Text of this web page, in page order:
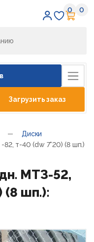
0 0
Загрузить заказ
Диски
82, т-40 (dw 7*20) (8 шп.)
МТЗ-52,
(8 шп.):